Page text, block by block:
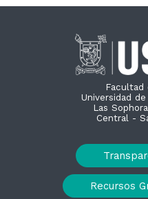
Facultad
Universidad
Las
Central -
Recursos